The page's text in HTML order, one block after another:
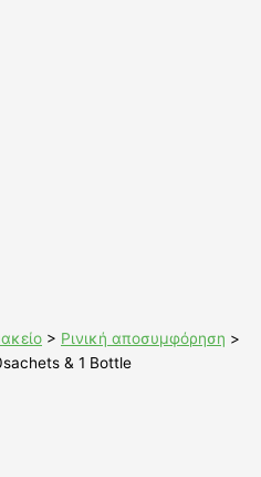
> Ρινική αποσυμφόρηση >
& 1 Bottle